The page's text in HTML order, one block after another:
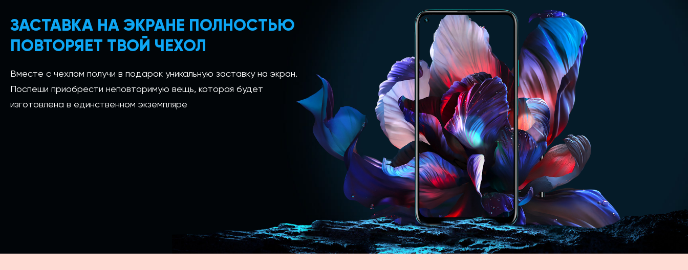
ЗАСТАВКА НА ЭКРАНЕ ПОЛНОСТЬЮ
ПОВТОРЯЕТ ТВОЙ ЧЕХОЛ
Вместе с чехлом получи в подарок уникальную заставку на экран.
Поспеши приобрести неповторимую вещь, которая будет
изготовлена в единственном экземпляре